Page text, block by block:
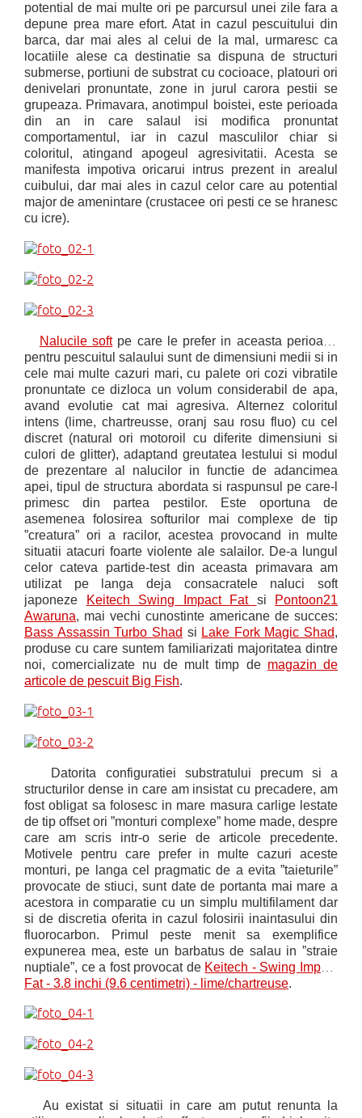
potential de mai multe ori pe parcursul unei zile fara a
depune prea mare efort. Atat in cazul pescuitului din
barca, dar mai ales al celui de la mal, urmaresc ca
locatiile alese ca destinatie sa dispuna de structuri
submerse, portiuni de substrat cu cocioace, platouri ori
denivelari pronuntate, zone in jurul carora pestii se
grupeaza. Primavara, anotimpul boistei, este perioada
din an in care salaul isi modifica pronuntat
comportamentul, iar in cazul masculilor chiar si
coloritul, atingand apogeul agresivitatii. Acesta se
manifesta impotiva oricarui intrus prezent in arealul
cuibului, dar mai ales in cazul celor care au potential
major de amenintare (crustacee ori pesti ce se hranesc
cu icre).
Nalucile softpe care le prefer in aceasta perioada
pentru pescuitul salaului sunt de dimensiuni medii si in
cele mai multe cazuri mari, cu palete ori cozi vibratile
pronuntate ce dizloca un volum considerabil de apa,
avand evolutie cat mai agresiva. Alternez coloritul
intens (lime, chartreusse, oranj sau rosu fluo) cu cel
discret (natural ori motoroil cu diferite dimensiuni si
culori de glitter), adaptand greutatea lestului si modul
de prezentare al nalucilor in functie de adancimea
apei, tipul de structura abordata si raspunsul pe care-l
primesc din partea pestilor. Este oportuna de
asemenea folosirea softurilor mai complexe de tip
”creatura” ori a racilor, acestea provocand in multe
situatii atacuri foarte violente ale salailor. De-a lungul
celor cateva partide-test din aceasta primavara am
utilizat pe langa deja consacratele naluci soft
japoneze
Keitech Swing Impact Fat si
Pontoon21
Awaruna, mai vechi cunostinte americane de succes:
Bass Assassin Turbo Shad si Lake Fork Magic Shad,
produse cu care suntem familiarizati majoritatea dintre
noi, comercializate nu de mult timp de magazin de
articole de pescuit Big Fish.
Datorita configuratiei substratului precum si a
structurilor dense in care am insistat cu precadere, am
fost obligat sa folosesc in mare masura carlige lestate
de tip offset ori ”monturi complexe” home made, despre
care am scris intr-o serie de articole precedente.
Motivele pentru care prefer in multe cazuri aceste
monturi, pe langa cel pragmatic de a evita ”taieturile”
provocate de stiuci, sunt date de portanta mai mare a
acestora in comparatie cu un simplu multifilament dar
si de discretia oferita in cazul folosirii inaintasului din
fluorocarbon. Primul peste menit sa exemplifice
expunerea mea, este un barbatus de salau in ”straie
nuptiale”, ce a fost provocat de Keitech - Swing Impact
Fat - 3.8 inchi (9.6 centimetri) - lime/chartreuse.
Au existat si situatii in care am putut renunta la